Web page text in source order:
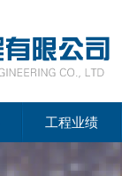
工程业绩